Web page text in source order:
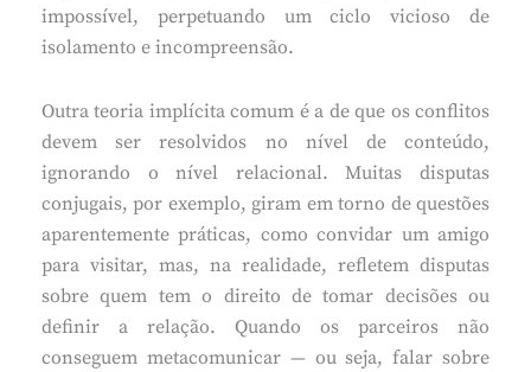
impossível, perpetuando um ciclo vicioso de
isolamento e incompreensão.
Outra teoria implícita comum é a de que os conflitos
devem ser resolvidos no nível de conteúdo,
ignorando o nível relacional. Muitas disputas
conjugais, por exemplo, giram em torno de questões
aparentemente práticas, como convidar um amigo
para visitar, mas, na realidade, refletem disputas
sobre quem tem o direito de tomar decisões ou
definir a relação. Quando os parceiros não
conseguem metacomunicar — ou seja, falar sobre